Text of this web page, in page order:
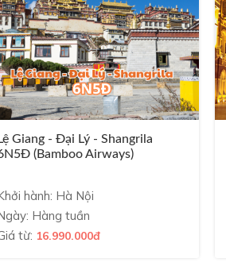
Lệ Giang - Đại Lý - Shangrila
(Bamboo Airways)
hành: Hà Nội
Hàng tuần
từ: 16.990.000đ